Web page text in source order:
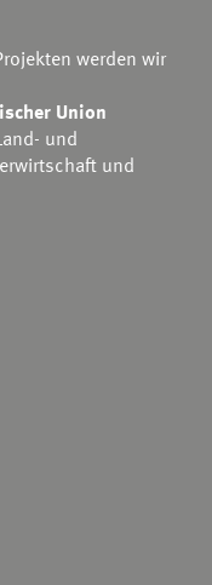
werden wir
Union
und
und